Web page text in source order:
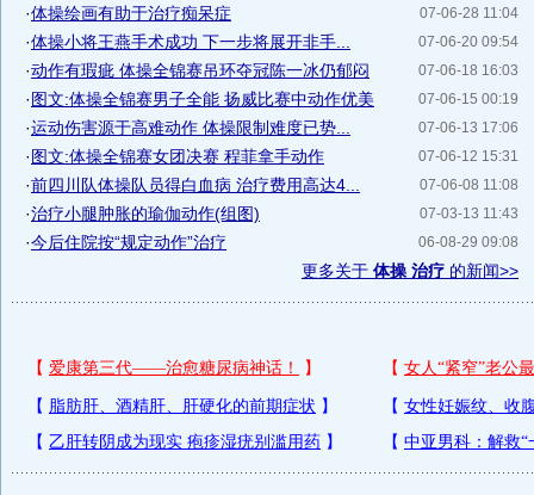
07-06-28 11:04
·体操绘画有助于治疗痴呆症
07-06-20 09:54
·体操小将王燕手术成功 下一步将展开非手...
07-06-18 16:03
·动作有瑕疵 体操全锦赛吊环夺冠陈一冰仍郁闷
07-06-15 00:19
·图文:体操全锦赛男子全能 扬威比赛中动作优美
07-06-13 17:06
·运动伤害源于高难动作 体操限制难度已势...
07-06-12 15:31
·图文:体操全锦赛女团决赛 程菲拿手动作
07-06-08 11:08
·前四川队体操队员得白血病 治疗费用高达4...
07-03-13 11:43
·治疗小腿肿胀的瑜伽动作(组图)
06-08-29 09:08
·今后住院按“规定动作”治疗
更多关于 体操 治疗 的新闻>>